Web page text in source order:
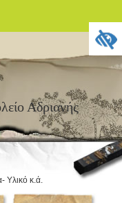
Αδριανής
Υλικό κ.ά.